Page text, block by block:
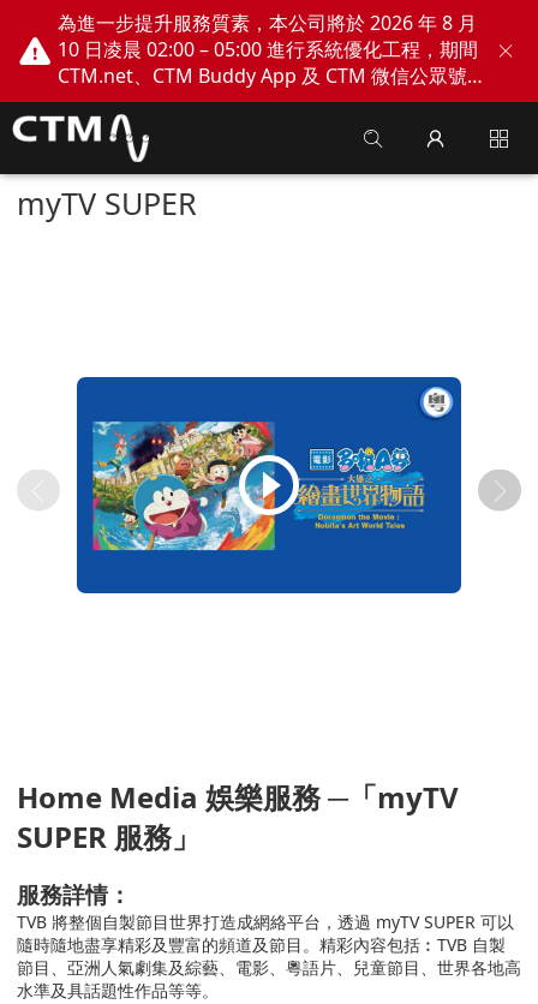
為進一步提升服務質素，本公司將於 2026 年 8 月
10 日凌晨 02:00 – 05:00 進行系統優化工程，期間
CTM.net、CTM Buddy App 及 CTM 微信公眾號
網上服務將會暫停。不便之處，敬請見諒！
myTV SUPER

Home Media 娛樂服務─「myTV
SUPER 服務」
服務詳情：
TVB 將整個自製節目世界打造成網絡平台，透過 myTV SUPER 可以
隨時隨地盡享精彩及豐富的頻道及節目。精彩內容包括︰ TVB 自製
節目、亞洲人氣劇集及綜藝、電影、粵語片、兒童節目、世界各地高
水準及具話題性作品等等。